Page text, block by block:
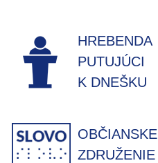
HREBENDA
PUTUJÚCI
K DNEŠKU
OBČIANSKE
ZDRUŽENIE